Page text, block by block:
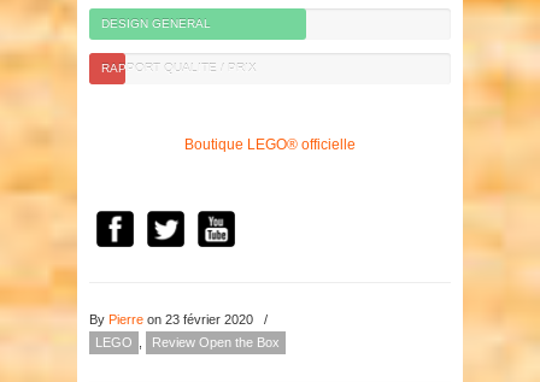
DESIGN GENERAL
RAPPORT QUALITE / PRIX
Boutique LEGO® officielle
By Pierre on 23 février 2020
/
LEGO , Review Open the Box